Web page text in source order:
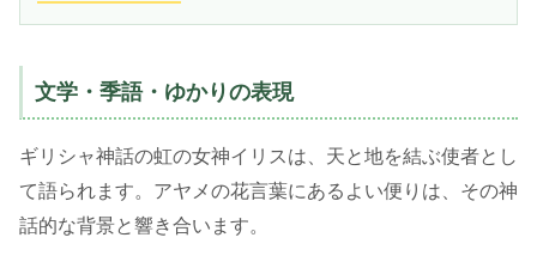
文学・季語・ゆかりの表現
ギリシャ神話の虹の女神イリスは、天と地を結ぶ使者とし
て語られます。アヤメの花言葉にあるよい便りは、その神
話的な背景と響き合います。